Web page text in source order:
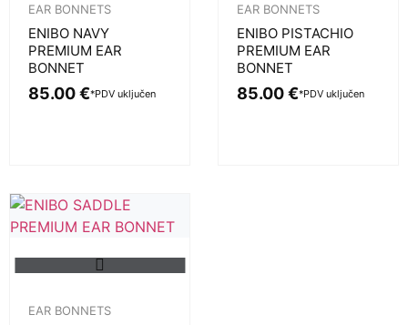
EAR BONNETS
ENIBO NAVY
PREMIUM EAR
BONNET
85.00€*PDV uključen
EAR BONNETS
ENIBO PISTACHIO
PREMIUM EAR
BONNET
85.00€*PDV uključen
EAR BONNETS